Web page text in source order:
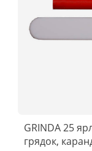
GRINDA 25
грядок,